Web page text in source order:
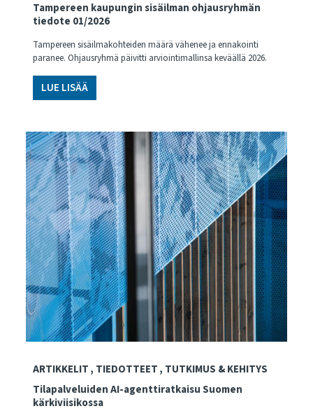
Tampereen kaupungin sisäilman ohjausryhmän
tiedote 01/2026
Tampereen sisäilmakohteiden määrä vähenee ja ennakointi
paranee. Ohjausryhmä päivitti arviointimallinsa keväällä 2026.
LUE LISÄÄ
ARTIKKELIT TIEDOTTEET TUTKIMUS & KEHITYS
Tilapalveluiden AI-agenttiratkaisu Suomen
kärkiviisikossa